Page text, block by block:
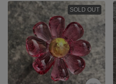
SOLD OUT